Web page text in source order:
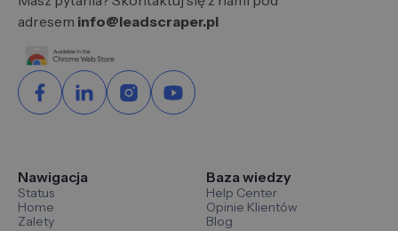
adresem info@leadscraper.pl
Nawigacja
Status
Home
Zalety
Baza wiedzy
Help Center
Opinie Klientów
Blog